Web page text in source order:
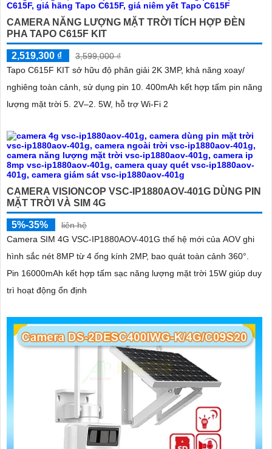
CAMERA NĂNG LƯỢNG MẶT TRỜI TÍCH HỢP ĐÈN
PHA TAPO C615F KIT
2,519,300 ₫
3,599,000 ₫
Tapo C615F KIT sở hữu độ phân giải 2K 3MP, khả năng xoay/
nghiêng toàn cảnh, sử dụng pin 10. 400mAh kết hợp tấm pin năng
lượng mặt trời 5. 2V–2. 5W, hỗ trợ Wi-Fi 2
CAMERA VISIONCOP VSC-IP1880AOV-401G DÙNG PIN
MẶT TRỜI VÀ SIM 4G
5%-35%
liên hệ
Camera SIM 4G VSC-IP1880AOV-401G thế hệ mới của AOV ghi
hình sắc nét 8MP từ 4 ống kính 2MP, bao quát toàn cảnh 360°.
Pin 16000mAh kết hợp tấm sạc năng lượng mặt trời 15W giúp duy
trì hoạt động ổn định